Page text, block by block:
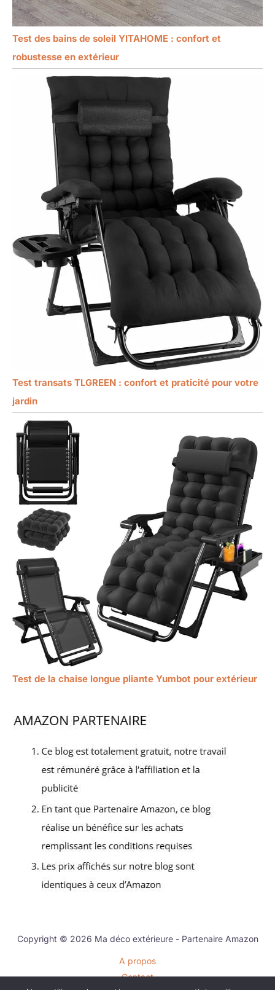
Test des bains de soleil YITAHOME : confort et
robustesse en extérieur
Test transats TLGREEN : confort et praticité pour votre
jardin
Test de la chaise longue pliante Yumbot pour extérieur
Copyright © 2026 Ma déco extérieure - Partenaire Amazon
A propos
Contact